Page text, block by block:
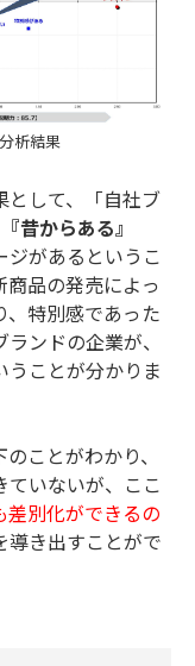
析結果
として、「自社ブ
昔からある』
ジがあるというこ
品の発売によっ
特別感であった
ンドの企業が、
ことが分かりま
ことがわかり、
ていないが、ここ
別化ができるの
導き出すことがで